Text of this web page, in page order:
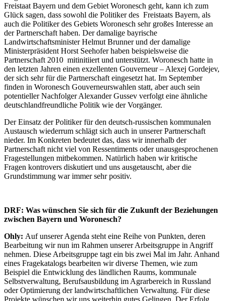
Freistaat Bayern und dem Gebiet Woronesch geht, kann ich zum
Glück sagen, dass sowohl die Politiker des Freistaats Bayern, als
auch die Politiker des Gebiets Woronesch sehr großes Interesse an
der Partnerschaft haben. Der damalige bayrische
Landwirtschaftsminister Helmut Brunner und der damalige
Ministerpräsident Horst Seehofer haben beispielsweise die
Partnerschaft 2010 mitinitiiert und unterstützt. Woronesch hatte in
den letzten Jahren einen exzellenten Gouverneur – Alexej Gordejev,
der sich sehr für die Partnerschaft eingesetzt hat. Im September
finden in Woronesch Gouverneurswahlen statt, aber auch sein
potentieller Nachfolger Alexander Gussev verfolgt eine ähnliche
deutschlandfreundliche Politik wie der Vorgänger.
Der Einsatz der Politiker für den deutsch-russischen kommunalen
Austausch wiederrum schlägt sich auch in unserer Partnerschaft
nieder. Im Konkreten bedeutet das, dass wir innerhalb der
Partnerschaft nicht viel von Ressentiments oder unausgesprochenen
Fragestellungen mitbekommen. Natürlich haben wir kritische
Fragen kontrovers diskutiert und uns ausgetauscht, aber die
Grundstimmung war immer sehr positiv.
DRF: Was wünschen Sie sich für die Zukunft der Beziehungen
zwischen Bayern und Woronesch?
Ohly: Auf unserer Agenda steht eine Reihe von Punkten, deren
Bearbeitung wir nun im Rahmen unserer Arbeitsgruppe in Angriff
nehmen. Diese Arbeitsgruppe tagt ein bis zwei Mal im Jahr. Anhand
eines Fragekatalogs bearbeiten wir diverse Themen, wie zum
Beispiel die Entwicklung des ländlichen Raums, kommunale
Selbstverwaltung, Berufsausbildung im Agrarbereich in Russland
oder Optimierung der landwirtschaftlichen Verwaltung. Für diese
Projekte wünschen wir uns weiterhin gutes Gelingen. Der Erfolg